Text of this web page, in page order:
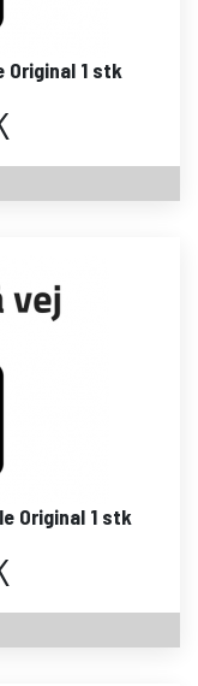
Original 1 stk
Original 1 stk